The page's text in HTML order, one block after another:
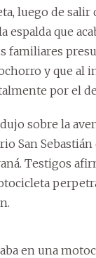
luego de salir
espalda que
familiares
y que al
por el
sobre la
San
Testigos
en una